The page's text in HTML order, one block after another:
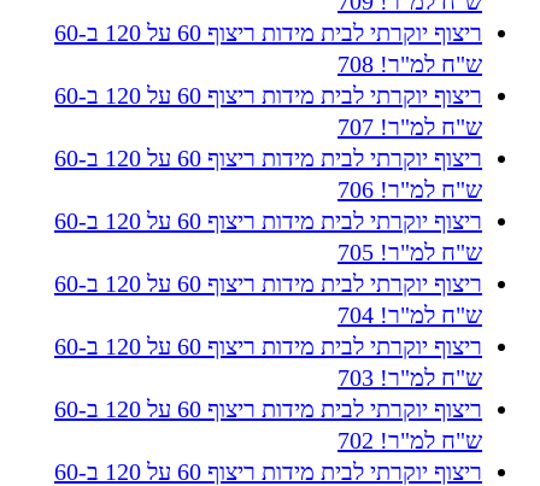
ריצוף יוקרתי לבית מידות ריצוף 60 על 120 ב-60
ש"ח למ"ר! 708
ריצוף יוקרתי לבית מידות ריצוף 60 על 120 ב-60
ש"ח למ"ר! 707
ריצוף יוקרתי לבית מידות ריצוף 60 על 120 ב-60
ש"ח למ"ר! 706
ריצוף יוקרתי לבית מידות ריצוף 60 על 120 ב-60
ש"ח למ"ר! 705
ריצוף יוקרתי לבית מידות ריצוף 60 על 120 ב-60
ש"ח למ"ר! 704
ריצוף יוקרתי לבית מידות ריצוף 60 על 120 ב-60
ש"ח למ"ר! 703
ריצוף יוקרתי לבית מידות ריצוף 60 על 120 ב-60
ש"ח למ"ר! 702
ריצוף יוקרתי לבית מידות ריצוף 60 על 120 ב-60